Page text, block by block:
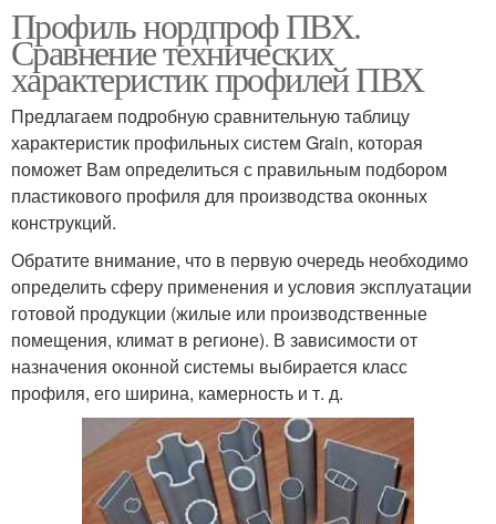
Профиль нордпроф ПВХ.
Сравнение технических
характеристик профилей ПВХ
Предлагаем подробную сравнительную таблицу
характеристик профильных систем Grain, которая
поможет Вам определиться с правильным подбором
пластикового профиля для производства оконных
конструкций.
Обратите внимание, что в первую очередь необходимо
определить сферу применения и условия эксплуатации
готовой продукции (жилые или производственные
помещения, климат в регионе). В зависимости от
назначения оконной системы выбирается класс
профиля, его ширина, камерность и т. д.